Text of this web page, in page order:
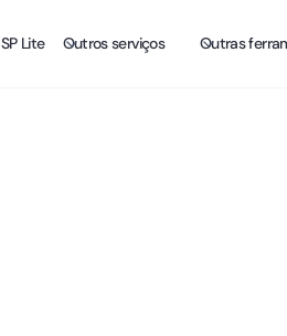
SP Lite Outros serviços Outras